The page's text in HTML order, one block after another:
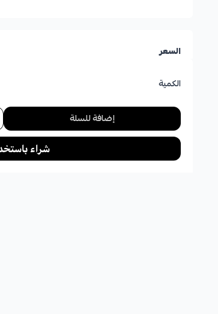
السعر
الكمية
إضافة للسلة